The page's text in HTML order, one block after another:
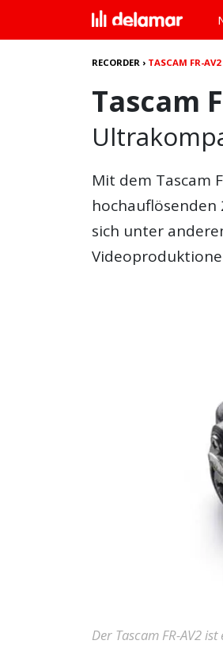
RECORDER › TASCAM FR-AV2
Tascam
Mit dem Tascam
sich unter
Der Tascam FR-AV2